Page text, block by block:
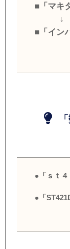
■「マキ
↓
■「イン
「
●「ｓｔ
●「